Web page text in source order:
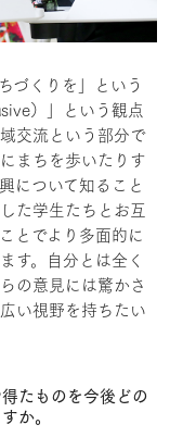
づくりを」という
）」という観点
交流という部分で
まちを歩いたりす
について知ること
た学生たちとお互
とでより多面的に
す。自分とは全く
の意見には驚かさ
い視野を持ちたい
たものを今後どの
か。